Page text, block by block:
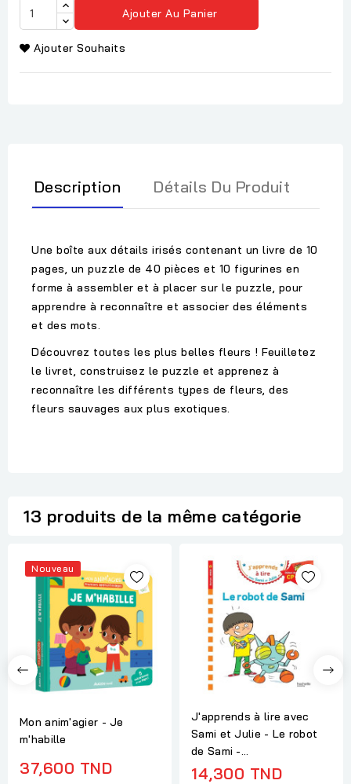
Ajouter Au Panier
Ajouter Souhaits
Description Détails Du Produit
Une boîte aux détails irisés contenant un livre de 10
pages, un puzzle de 40 pièces et 10 figurines en
forme à assembler et à placer sur le puzzle, pour
apprendre à reconnaître et associer des éléments
et des mots.
Découvrez toutes les plus belles fleurs ! Feuilletez
le livret, construisez le puzzle et apprenez à
reconnaître les différents types de fleurs, des
fleurs sauvages aux plus exotiques.
13 produits de la même catégorie
Nouveau
Mon anim'agier - Je
m'habille
37,600 TND
J'apprends à lire avec
Sami et Julie - Le robot
de Sami -...
14,300 TND